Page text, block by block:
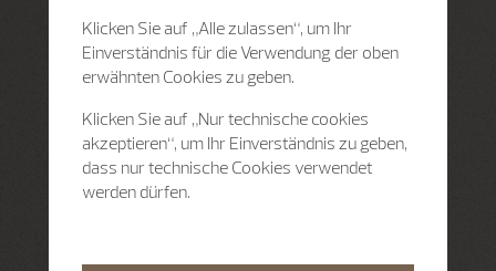
Klicken Sie auf „Alle zulassen“, um Ihr
Einverständnis für die Verwendung der oben
erwähnten Cookies zu geben.
Klicken Sie auf „Nur technische cookies
akzeptieren“, um Ihr Einverständnis zu geben,
dass nur technische Cookies verwendet
werden dürfen.